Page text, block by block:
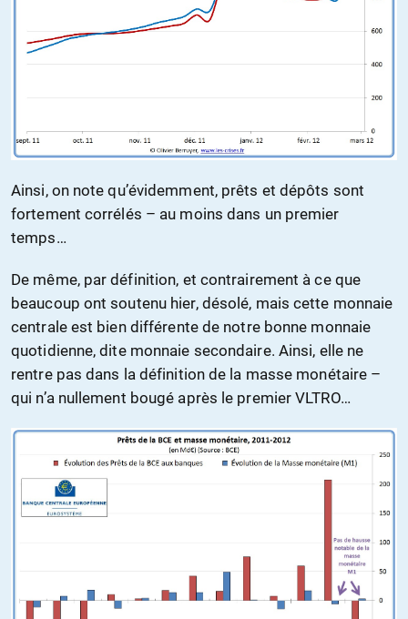
Ainsi, on note qu’évidemment, prêts et dépôts sont
fortement corrélés – au moins dans un premier
temps…
De même, par définition, et contrairement à ce que
beaucoup ont soutenu hier, désolé, mais cette monnaie
centrale est bien différente de notre bonne monnaie
quotidienne, dite monnaie secondaire. Ainsi, elle ne
rentre pas dans la définition de la masse monétaire –
qui n’a nullement bougé après le premier VLTRO…